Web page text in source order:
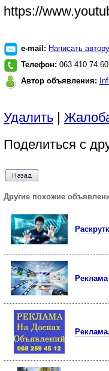
https://
e-mail: Написать автору
Телефон: 063 410 74
Автор объявления:
Удалить |
Поделиться с
Другие похожие